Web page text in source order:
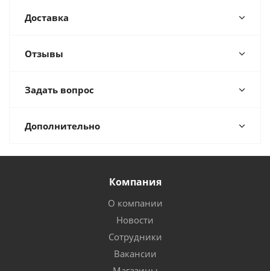
Доставка
Отзывы
Задать вопрос
Дополнительно
Компания
О компании
Новости
Сотрудники
Вакансии